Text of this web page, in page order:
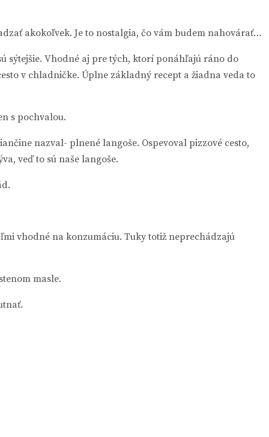
akokoľvek. Je to nostalgia, čo vám budem nahovárať…
sýtejšie. Vhodné aj pre tých, ktorí ponáhľajú ráno do
v chladničke. Úplne základný recept a žiadna veda to
s pochvalou.
nazval- plnené langoše. Ospevoval pizzové cesto,
veď to sú naše langoše.
vhodné na konzumáciu. Tuky totiž neprechádzajú
masle.